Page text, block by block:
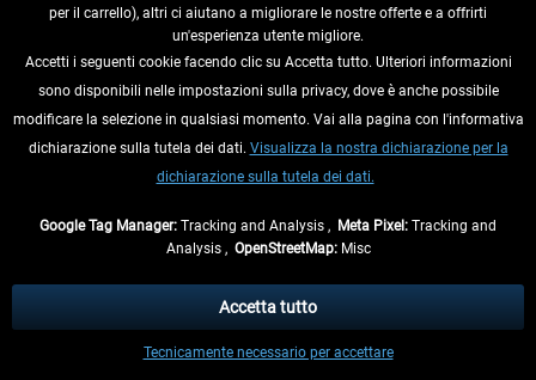
RECEDERE DAL CONTRATTO
INFORMAZIONI
eventualmente le spese di spedizione, se non diversamente descritto.
** Riguarda le spedizioni al di fuori della Germania, i tempi di consegna per le
altre nazioni sono disponibili nelleinformazioni di spedizione
per il carrello), altri ci aiutano a migliorare le nostre offerte e a offrirti
un'esperienza utente migliore.
Accetti i seguenti cookie facendo clic su Accetta tutto. Ulteriori informazioni
sono disponibili nelle impostazioni sulla privacy, dove è anche possibile
modificare la selezione in qualsiasi momento. Vai alla pagina con l'informativa
dichiarazione sulla tutela dei dati. Visualizza la nostra dichiarazione per la
dichiarazione sulla tutela dei dati.
Google Tag Manager: Tracking and Analysis , Meta Pixel: Tracking and
Analysis , OpenStreetMap:Misc
Tecnicamente necessario per accettare
Accetta tutto